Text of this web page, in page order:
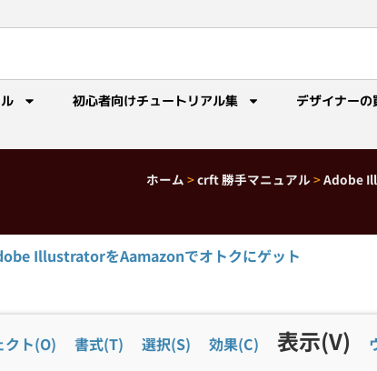
初心者向けチュートリアル集 デザイナーの
ホーム >crft 勝手マニュアル >Adobe
IllustratorをAamazonでオトクにゲット
クト(O) 書式(T) 選択(S) 効果(C) 表示(V)